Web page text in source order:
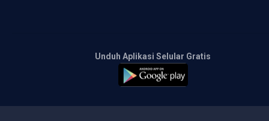
Unduh Aplikasi Selular Gratis